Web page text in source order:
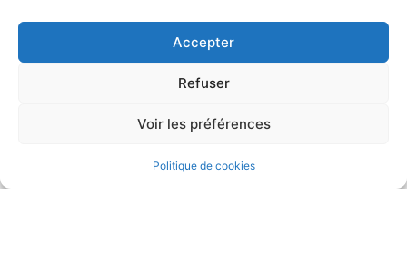
Accepter
Refuser
Voir les préférences
Politique de cookies